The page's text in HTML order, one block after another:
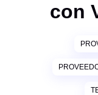
con